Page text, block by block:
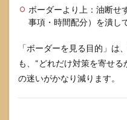
びの
現実
的な
方
関東
ボーダーより上：油断せ
事項・時間配分）を潰し
「ボーダーを見る目的」は
も、“どれだけ対策を寄せ
の迷いがかなり減ります。